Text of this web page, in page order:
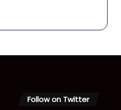
Follow on Twitter